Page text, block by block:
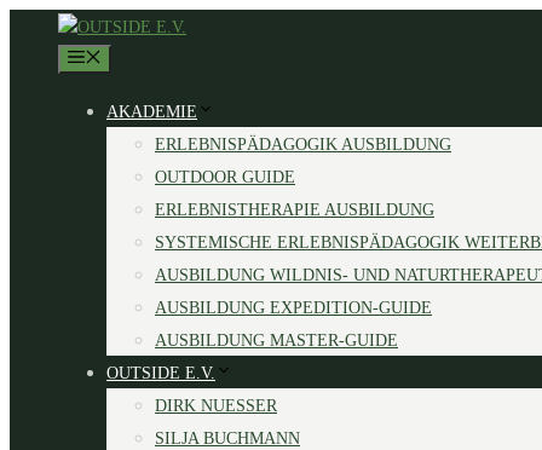
AKADEMIE
ERLEBNISPÄDAGOGIK AUSBILDUNG
OUTDOOR GUIDE
ERLEBNISTHERAPIE AUSBILDUNG
SYSTEMISCHE ERLEBNISPÄDAGOGIK
AUSBILDUNG WILDNIS- UND
AUSBILDUNG EXPEDITION-GUIDE
AUSBILDUNG MASTER-GUIDE
OUTSIDE E.V.
DIRK NUESSER
SILJA BUCHMANN